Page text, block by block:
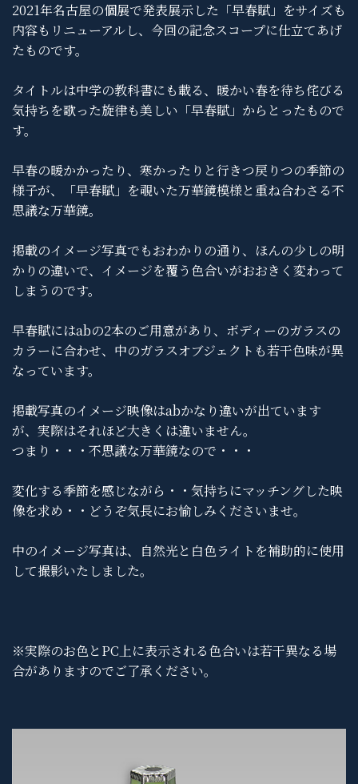
2021年名古屋の個展で発表展示した「早春賦」をサイズも
内容もリニューアルし、今回の記念スコープに仕立てあげ
たものです。
タイトルは中学の教科書にも載る、暖かい春を待ち侘びる
気持ちを歌った旋律も美しい「早春賦」からとったもので
す。
早春の暖かかったり、寒かったりと行きつ戻りつの季節の
様子が、「早春賦」を覗いた万華鏡模様と重ね合わさる不
思議な万華鏡。
掲載のイメージ写真でもおわかりの通り、ほんの少しの明
かりの違いで、イメージを覆う色合いがおおきく変わって
しまうのです。
早春賦にはabの2本のご用意があり、ボディーのガラスの
カラーに合わせ、中のガラスオブジェクトも若干色味が異
なっています。
掲載写真のイメージ映像はabかなり違いが出ています
が、実際はそれほど大きくは違いません。
つまり・・・不思議な万華鏡なので・・・
変化する季節を感じながら・・気持ちにマッチングした映
像を求め・・どうぞ気長にお愉しみくださいませ。
中のイメージ写真は、自然光と白色ライトを補助的に使用
して撮影いたしました。
※実際のお色とPC上に表示される色合いは若干異なる場
合がありますのでご了承ください。